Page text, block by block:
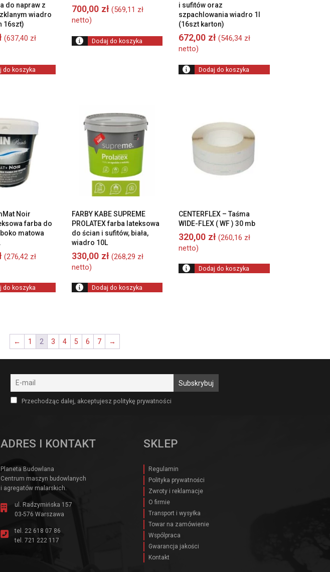
do napraw z
wiadro
16szt)
(637,40 zł
do koszyka
700,00 zł (569,11 zł
netto)
Dodaj do koszyka
i sufitów oraz
szpachlowania wiadro 1l
(16szt karton)
672,00 zł (546,34 zł
netto)
Dodaj do koszyka
Noir
farba do
matowa
(276,42 zł
do koszyka
FARBY KABE SUPREME
PROLATEX farba lateksowa
do ścian i sufitów, biała,
wiadro 10L
330,00 zł (268,29 zł
netto)
Dodaj do koszyka
CENTERFLEX – Taśma
WIDE-FLEX ( WF ) 30 mb
320,00 zł (260,16 zł
netto)
Dodaj do koszyka
← 1 2 3 4 5 6 7 →
Przechodząc dalej, akceptujesz politykę prywatności
ADRES I KONTAKT
Planeta Budowlana
Centrum maszyn budowlanych
i agregatów malarskich.
ul. Radzymińska 157
03-576 Warszawa
tel. 22 618 07 86
tel. 721 222 117
SKLEP
Regulamin
Polityka prywatności
Zwroty i reklamacje
O firmie
Transport i wysyłka
Towar na zamówienie
Wspólpraca
Gwarancja jakości
Kontakt